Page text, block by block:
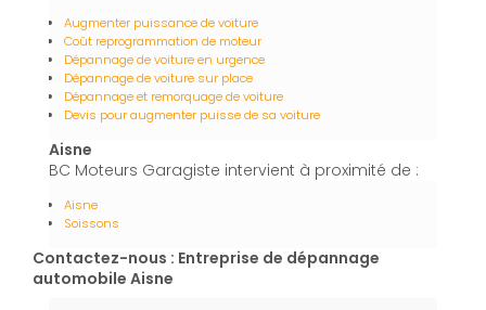
Augmenter puissance de voiture
Coût reprogrammation de moteur
Dépannage de voiture en urgence
Dépannage de voiture sur place
Dépannage et remorquage de voiture
Devis pour augmenter puisse de sa voiture
Aisne
BC Moteurs Garagiste intervient à proximité de :
Aisne
Soissons
Contactez-nous : Entreprise de dépannage
automobile Aisne